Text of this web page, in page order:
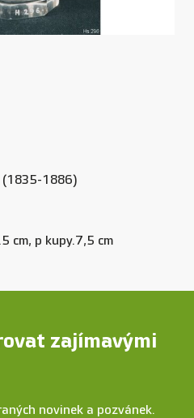
(1835-1886)
cm, p kupy.7,5 cm
zajímavými
novinek a pozvánek.